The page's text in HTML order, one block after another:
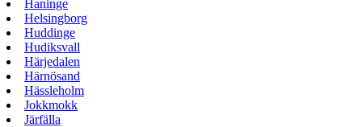
Haninge
Helsingborg
Huddinge
Hudiksvall
Härjedalen
Härnösand
Hässleholm
Jokkmokk
Järfälla